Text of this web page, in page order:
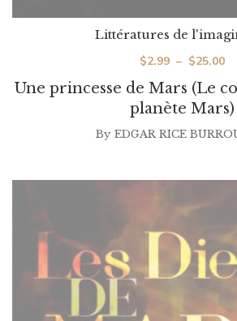
Une princesse de Mars (Le
planète Mars)
Littératures de
$2.99 – $25.00
de
By EDGAR RICE